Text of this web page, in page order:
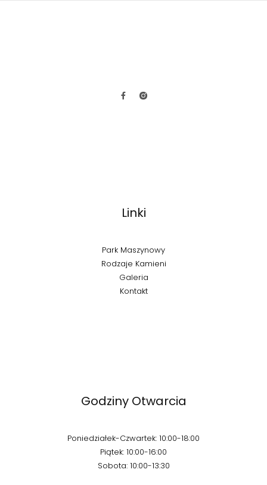
Linki
Park Maszynowy
Rodzaje Kamieni
Galeria
Kontakt
Godziny Otwarcia
Poniedziałek-Czwartek: 10:00-18:00
Piątek: 10:00-16:00
Sobota: 10:00-13:30